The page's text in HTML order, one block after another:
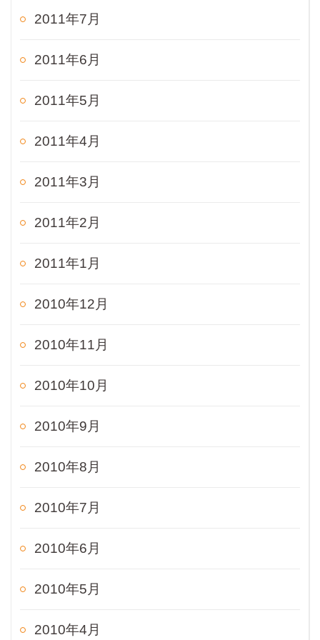
2011年7月
2011年6月
2011年5月
2011年4月
2011年3月
2011年2月
2011年1月
2010年12月
2010年11月
2010年10月
2010年9月
2010年8月
2010年7月
2010年6月
2010年5月
2010年4月